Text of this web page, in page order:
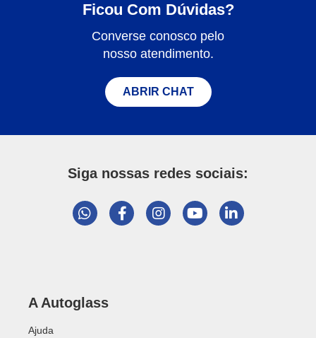
Ficou Com Dúvidas?
Converse conosco pelo
nosso atendimento.
ABRIR CHAT
Siga nossas redes sociais:
A Autoglass
Ajuda